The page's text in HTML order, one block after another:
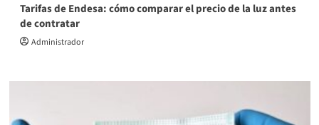
Tarifas de Endesa: cómo comparar el precio de la luz antes
de contratar
Administrador